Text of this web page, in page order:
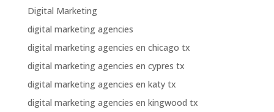
Digital Marketing
digital marketing agencies
digital marketing agencies en chicago tx
digital marketing agencies en cypres tx
digital marketing agencies en katy tx
digital marketing agencies en kingwood tx